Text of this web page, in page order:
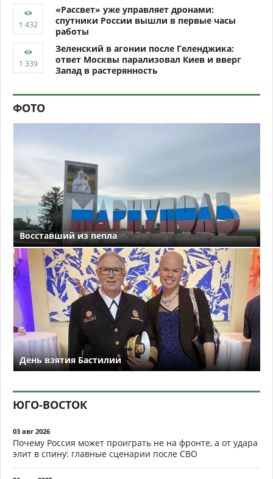
«Рассвет» уже управляет дронами:
спутники России вышли в первые часы
работы
Зеленский в агонии после Геленджика:
ответ Москвы парализовал Киев и вверг
Запад в растерянность
ФОТО
Восставший из пепла
День взятия Бастилии
ЮГО-ВОСТОК
03 авг 2026
Почему Россия может проиграть не на фронте, а от удара
элит в спину: главные сценарии после СВО